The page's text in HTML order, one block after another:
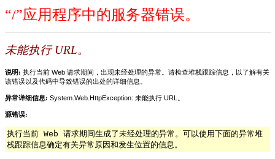
“/”应用程序中的服务器错误。
未能执行 URL。
说明: 执行当前 Web 请求期间，出现未经处理的异常。请检查堆栈跟踪信息，以了解有关
该错误以及代码中导致错误的出处的详细信息。
异常详细信息: System.Web.HttpException: 未能执行 URL。
源错误:
执行当前 Web 请求期间生成了未经处理的异常。可以使用下面的异常堆
栈跟踪信息确定有关异常原因和发生位置的信息。